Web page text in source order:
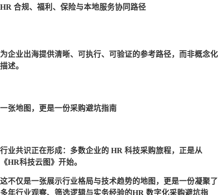
HR 合规、福利、保险与本地服务协同路径
为企业出海提供清晰、可执行、可验证的参考路径，而非概念化
描述。
一张地图，更是一份采购避坑指南
行业共识正在形成： 多数企业的 HR 科技采购旅程，正是从
《HR科技云图》开始。
这不仅是一张展示行业格局与技术趋势的地图，更是一份凝聚了
多年行业观察、筛选逻辑与实务经验的HR 数字化采购避坑指